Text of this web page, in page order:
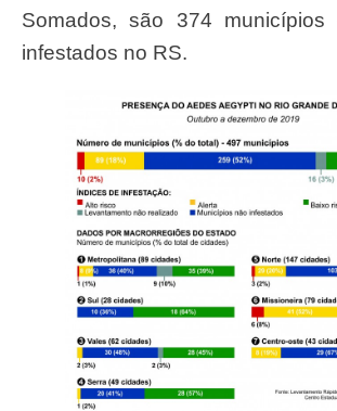
Somados, são 374 municípios
infestados no RS.